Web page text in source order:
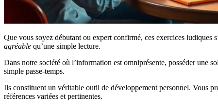
Que vous soyez débutant ou expert confirmé, ces exercices ludiques
agréable qu’une simple lecture.
Dans notre société où l’information est omniprésente, posséder une
simple passe-temps.
Ils constituent un véritable outil de développement personnel. Vous
références variées et pertinentes.